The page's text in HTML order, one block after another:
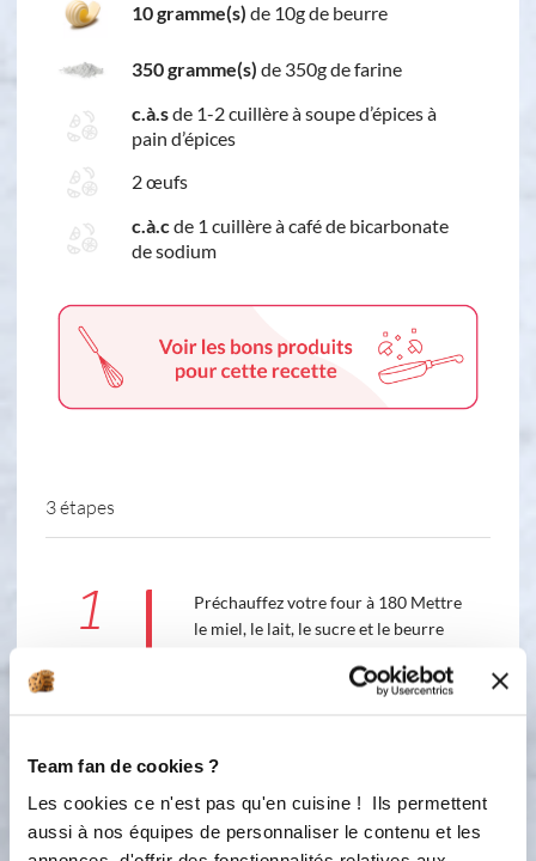
Team fan de cookies ?
Les cookies ce n'est pas qu'en cuisine ! Ils permettent
aussi à nos équipes de personnaliser le contenu et les
10 gramme(s) de 10g de beurre
350 gramme(s) de 350g de farine
c.à.sde 1-2 cuillère à soupe d’épices à
pain d’épices
2 œufs
c.à.cde 1 cuillère à café de bicarbonate
de sodium
3 étapes
1
Préchauffez votre four à 180 Mettre
le miel, le lait, le sucre et le beurre
Ajouter la farine, les épices, les œufs